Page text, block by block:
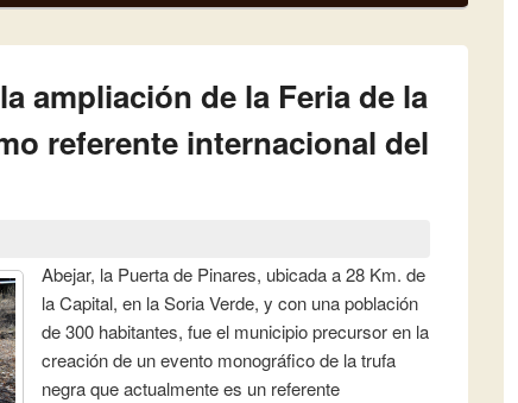
ampliación de la Feria de la
referente internacional del
Abejar, la Puerta de Pinares, ubicada a 28 Km. de
la Capital, en la Soria Verde, y con una población
de 300 habitantes, fue el municipio precursor en la
creación de un evento monográfico de la trufa
negra que actualmente es un referente